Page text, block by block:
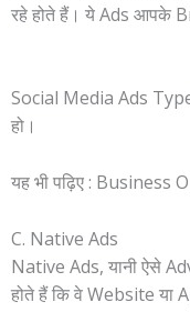
रहे होते हैं। ये Ads आपके
Social Media Ads
हो।
यह भी पढ़िए :
C. Native Ads
Native Ads, यानी ऐसे
होते हैं कि वे Website या